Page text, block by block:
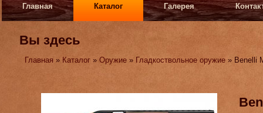
Главная Каталог Галерея
Вы здесь
Главная » Каталог »Оружие » Гладкоствольное оружие » Benelli